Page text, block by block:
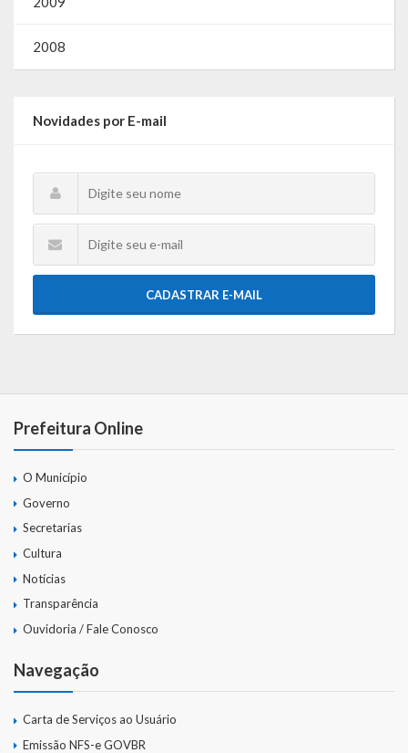
Gestão Saúde – GOVBR
Gestão Educação – Educar Web
2008
Novidades por E-mail
CADASTRAR E-MAIL
Prefeitura Online
O Município
Governo
Secretarias
Cultura
Notícias
Transparência
Ouvidoria / Fale Conosco
Navegação
Carta de Serviços ao Usuário
Emissão NFS-e GOVBR